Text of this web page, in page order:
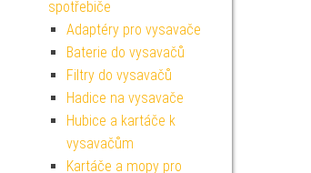
spotřebiče
Adaptéry pro vysavače
Baterie do vysavačů
Filtry do vysavačů
Hadice na vysavače
Hubice a kartáče k
vysavačům
Kartáče a mopy pro